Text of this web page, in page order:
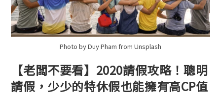
Photo by Duy Pham from Unsplash
【老闆不要看】2020請假攻略！聰明
請假，少少的特休假也能擁有高CP值